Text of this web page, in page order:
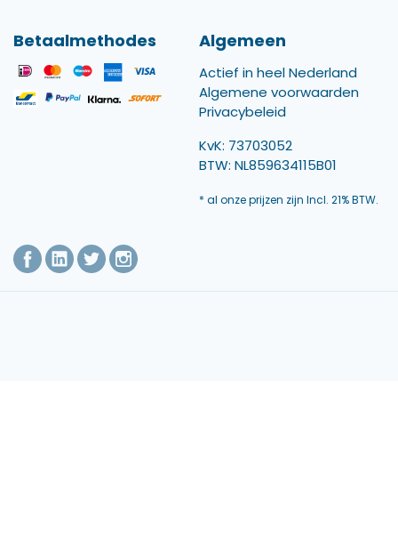
Betaalmethodes Algemeen
Actief in heel Nederland
Algemene voorwaarden
Privacybeleid
KvK: 73703052
BTW: NL859634115B01
* al onze prijzen zijn Incl. 21% BTW.